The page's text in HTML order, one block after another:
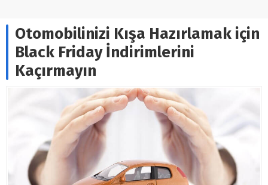
Otomobilinizi Kışa Hazırlamak için
Black Friday İndirimlerini
Kaçırmayın